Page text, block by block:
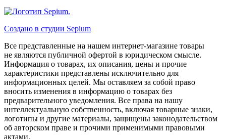
Создано в студии Sepium
Все представленные на нашем интернет-магазине товары
не являются публичной офертой в юридическом смысле.
Информация о товарах, их описания, цены и прочие
характеристики представлены исключительно для
информационных целей. Мы оставляем за собой право
вносить изменения в информацию о товарах без
предварительного уведомления. Все права на нашу
интеллектуальную собственность, включая товарные знаки,
логотипы и другие материалы, защищены законодательством
об авторском праве и прочими применимыми правовыми
актами.